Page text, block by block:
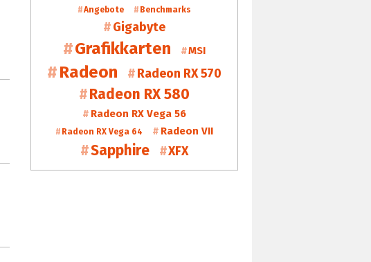
Angebote Benchmarks
Gigabyte
Grafikkarten MSI
Radeon Radeon RX 570
Radeon RX 580
Radeon RX Vega 56
Radeon RX Vega 64 Radeon VII
Sapphire XFX